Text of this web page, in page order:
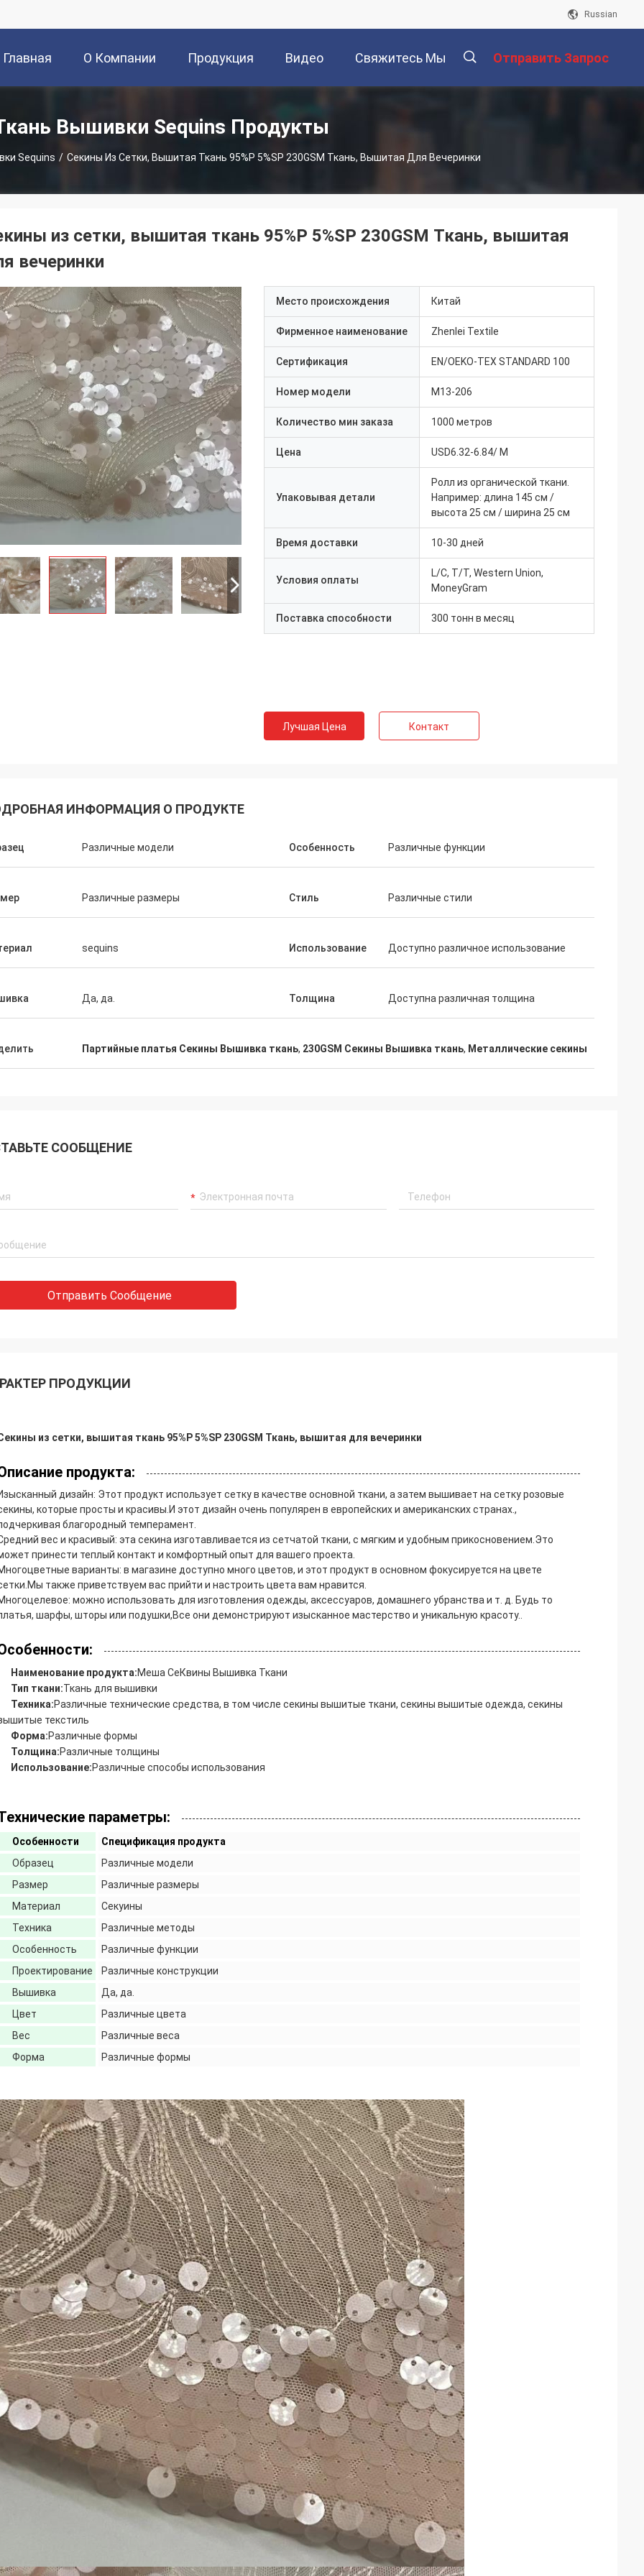
Russian
Главная О Компании Продукция Видео Свяжитесь Мы Отправить Запрос
Вышивки Sequins Продукты
Sequins / Секины Из Сетки, Вышитая Ткань 95%P 5%SP 230GSM Ткань, Вышитая Для Вечеринки
из сетки, вышитая ткань 95%P 5%SP 230GSM Ткань, вышитая
вечеринки
Место происхождения Китай
Фирменное наименование Zhenlei Textile
Сертификация EN/OEKO-TEX STANDARD 100
Номер модели M13-206
Количество мин заказа 1000 метров
Цена USD6.32-6.84/ M
Упаковывая детали
Ролл из органической ткани.
Например: длина 145 см /
высота 25 см / ширина 25 см
Время доставки 10-30 дней
Условия оплаты
L/C, T/T, Western Union,
MoneyGram
Поставка способности 300 тонн в месяц
Лучшая Цена Контакт
ИНФОРМАЦИЯ О ПРОДУКТЕ
Различные модели Особенность Различные функции
Различные размеры Стиль Различные стили
sequins Использование Доступно различное использование
Да, да. Толщина Доступна различная толщина
Партийные платья Секины Вышивка ткань, 230GSM Секины Вышивка ткань, Металлические секины
СООБЩЕНИЕ
Отправить Сообщение
ПРОДУКЦИИ
из сетки, вышитая ткань 95%P 5%SP 230GSM Ткань, вышитая для вечеринки
продукта:
дизайн: Этот продукт использует сетку в качестве основной ткани, а затем вышивает на сетку розовые
которые просты и красивы.И этот дизайн очень популярен в европейских и американских странах.,
благородный темперамент.
вес и красивый: эта секина изготавливается из сетчатой ткани, с мягким и удобным прикосновением.Это
принести теплый контакт и комфортный опыт для вашего проекта.
варианты: в магазине доступно много цветов, и этот продукт в основном фокусируется на цвете
также приветствуем вас прийти и настроить цвета вам нравится.
можно использовать для изготовления одежды, аксессуаров, домашнего убранства и т. д. Будь то
шарфы, шторы или подушки,Все они демонстрируют изысканное мастерство и уникальную красоту..
Наименование продукта:Меша СеКвины Вышивка Ткани
Тип ткани:Ткань для вышивки
Техника:Различные технические средства, в том числе секины вышитые ткани, секины вышитые одежда, секины
текстиль
Форма:Различные формы
Толщина:Различные толщины
Использование:Различные способы использования
параметры:
Особенности
Спецификация продукта
Образец
Различные модели
Размер
Различные размеры
Материал
Секуины
Техника
Различные методы
Особенность
Различные функции
Проектирование
Различные конструкции
Вышивка
Да, да.
Цвет
Различные цвета
Вес
Различные веса
Форма
Различные формы